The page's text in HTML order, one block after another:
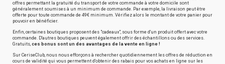
offres permettant la gratuité du transport de votre commande à votre domicile sont
généralement soumises à un minimum de commande. Par exemple, la livraison peut être
offerte pour toute commande de 49€ minimum. Vérifiez alors le montant de votre panier pour
pouvoir en bénéficier.
Enfin, certaines boutiques proposent des "cadeaux", sous forme d'un produit offert avec votre
commande. D'autres boutiques peuvent également offrir des échantillons ou des services.
Gratuits, ces bonus sont un des avantages de la vente en ligne !
Sur CeriseClub, nous nous efforçons à rechercher quotidiennement les offres de réduction en
cours de validité qui vous permettent d'obtenir des rabais pour vos achats en ligne sur les